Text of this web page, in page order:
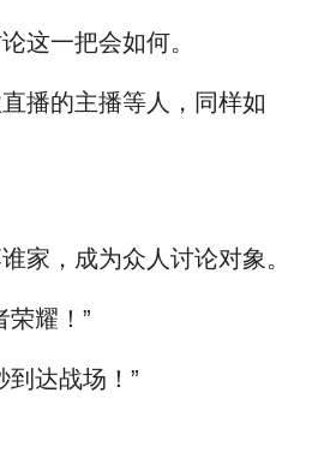
这一把会如何。
播的主播等人，同样如
家，成为众人讨论对象。
荣耀！”
到达战场！”